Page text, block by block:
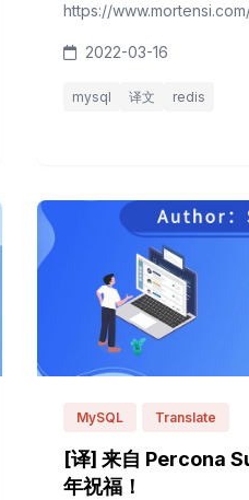
https://
中，我将列出一些从
例。 world数据库可以在
2022-03-16
mysql 译文 redis
MySQL Translate
[译] 来自 Percona
年祝福！